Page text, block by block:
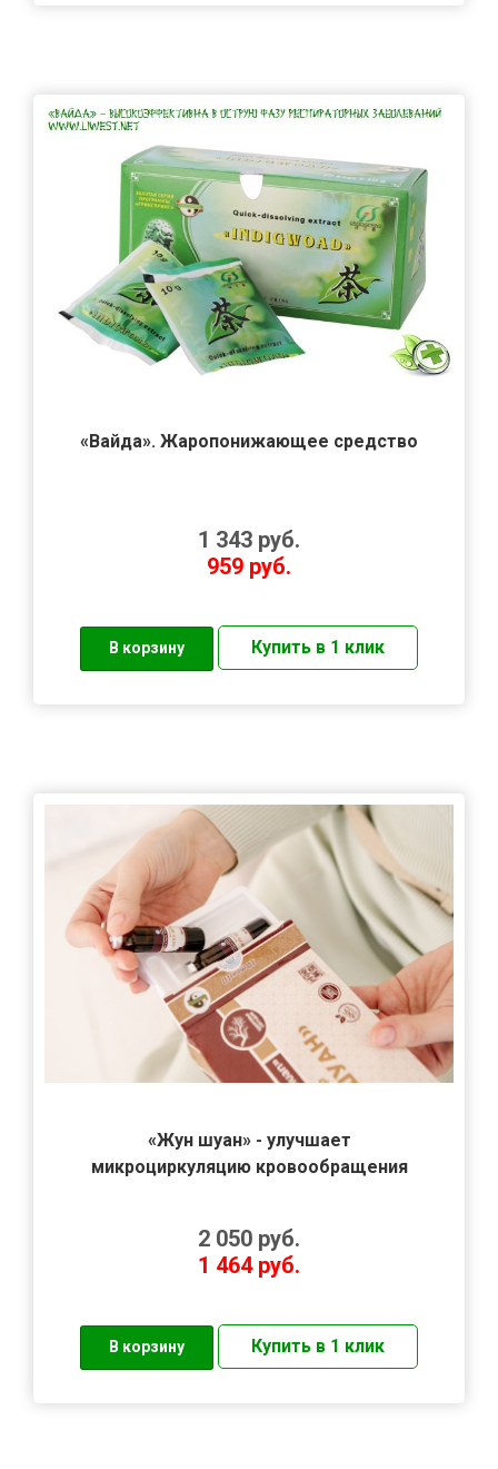
«Вайда». Жаропонижающее средство
1 343 руб.
959 руб.
«Жун шуан» - улучшает
микроциркуляцию кровообращения
2 050 руб.
1 464 руб.